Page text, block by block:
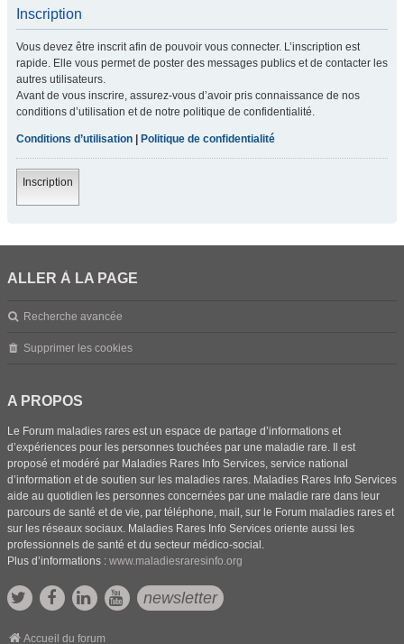
Inscription
Vous devez être inscrit afin de pouvoir vous connecter. L’inscription est
rapide. Elle vous permet de poster des messages publics et de contacter les
autres utilisateurs.
Avant de vous inscrire, assurez-vous d’avoir pris connaissance de nos
conditions d’utilisation et de notre politique de confidentialité.
Conditions d’utilisation Politique de confidentialité
Inscription
ALLER À LA PAGE
Recherche avancée
Supprimer les cookies
A PROPOS
Le Forum maladies rares est un espace de partage d’informations et
d’expériences pour les personnes touchées par une maladie rare. Il est
proposé et modéré par Maladies Rares Info Services, service national
d’information et de soutien sur les maladies rares. Maladies Rares Info Services
aide au quotidien les personnes concernées par une maladie rare dans leur
parcours de santé et de vie, par téléphone, mail, sur le Forum maladies rares et
sur les réseaux sociaux. Maladies Rares Info Services oriente aussi les
professionnels de santé et du secteur médico-social.
Plus d’informations : www.maladiesraresinfo.org
newsletter
Accueil du forum